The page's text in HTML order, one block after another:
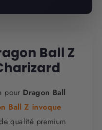
Ball Z
pour Dragon Ball
Ball Z invoque
qualité premium